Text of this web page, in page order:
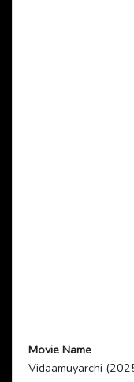
Movie Name
Vidaamuyarchi